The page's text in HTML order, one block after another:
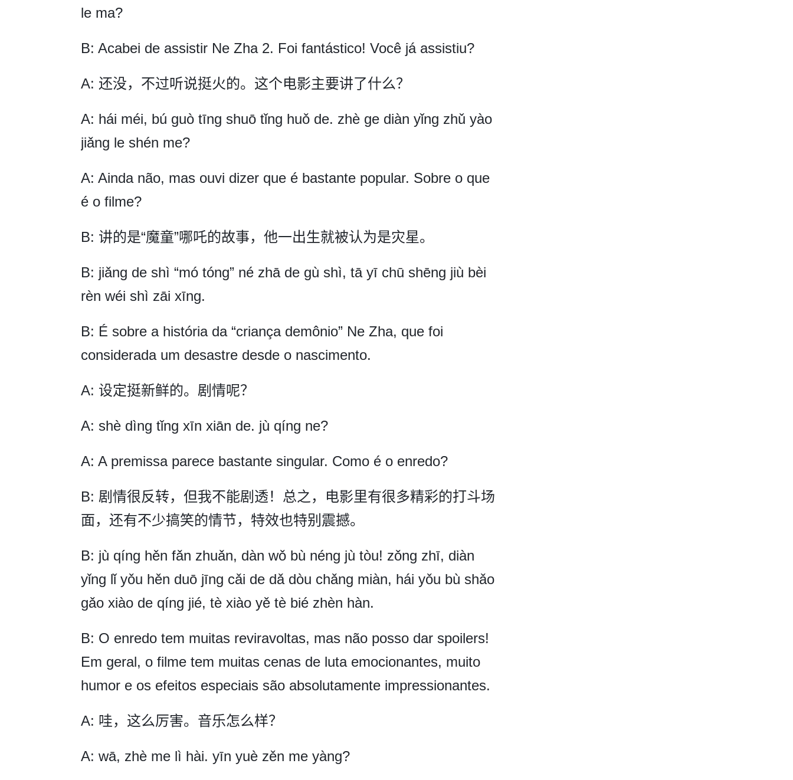
le ma?
B: Acabei de assistir Ne Zha 2. Foi fantástico! Você já assistiu?
A: 还没，不过听说挺火的。这个电影主要讲了什么？
A: hái méi, bú guò tīng shuō tǐng huǒ de. zhè ge diàn yǐng zhǔ yào
jiǎng le shén me?
A: Ainda não, mas ouvi dizer que é bastante popular. Sobre o que
é o filme?
B: 讲的是“魔童”哪吒的故事，他一出生就被认为是灾星。
B: jiǎng de shì “mó tóng” né zhā de gù shì, tā yī chū shēng jiù bèi
rèn wéi shì zāi xīng.
B: É sobre a história da “criança demônio” Ne Zha, que foi
considerada um desastre desde o nascimento.
A: 设定挺新鲜的。剧情呢？
A: shè dìng tǐng xīn xiān de. jù qíng ne?
A: A premissa parece bastante singular. Como é o enredo?
B: 剧情很反转，但我不能剧透！总之，电影里有很多精彩的打斗场
面，还有不少搞笑的情节，特效也特别震撼。
B: jù qíng hěn fǎn zhuǎn, dàn wǒ bù néng jù tòu! zǒng zhī, diàn
yǐng lǐ yǒu hěn duō jīng cǎi de dǎ dòu chǎng miàn, hái yǒu bù shǎo
gǎo xiào de qíng jié, tè xiào yě tè bié zhèn hàn.
B: O enredo tem muitas reviravoltas, mas não posso dar spoilers!
Em geral, o filme tem muitas cenas de luta emocionantes, muito
humor e os efeitos especiais são absolutamente impressionantes.
A: 哇，这么厉害。音乐怎么样？
A: wā, zhè me lì hài. yīn yuè zěn me yàng?